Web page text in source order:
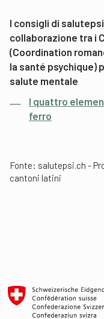
I consigli di s
collaborazione tra i
(Coordination
la santé psychique)
salute mentale
I quattro
ferro
Fonte: salutepsi.ch -
cantoni latini